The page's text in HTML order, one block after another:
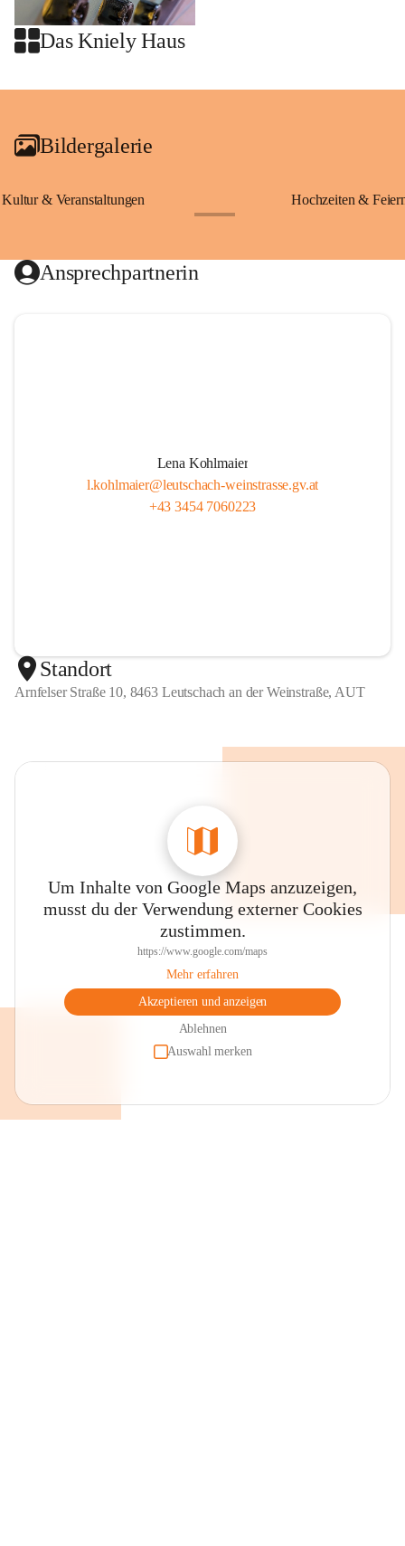
Das Kniely Haus
+2
Bildergalerie
Kultur & Veranstaltungen Hochzeiten &
Ansprechpartnerin
Lena Kohlmaier
l.kohlmaier@leutschach-weinstrasse.gv.at
+43 3454 7060223
Standort
Arnfelser Straße 10, 8463 Leutschach an der Weinstraße, AUT
Um Inhalte von Google Maps anzuzeigen,
musst du der Verwendung externer Cookies
zustimmen.
https://www.google.com/maps
Mehr erfahren
Akzeptieren und anzeigen
Ablehnen
Auswahl merken